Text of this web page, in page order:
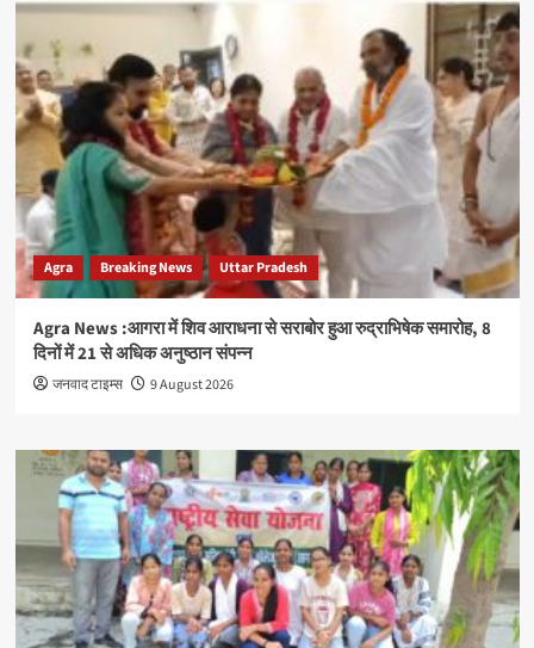
Agra Breaking News Uttar Pradesh
Agra News :आगरा में शिव आराधना से सराबोर हुआ रुद्राभिषेक समारोह, 8
दिनों में 21 से अधिक अनुष्ठान संपन्न
जनवाद टाइम्स 9 August 2026